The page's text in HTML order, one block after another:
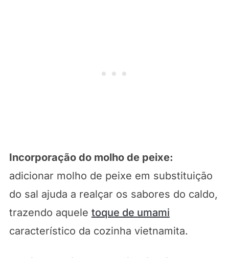
Incorporação do molho de peixe:
adicionar molho de peixe em substituição
do sal ajuda a realçar os sabores do caldo,
trazendo aquele toque de umami
característico da cozinha vietnamita.